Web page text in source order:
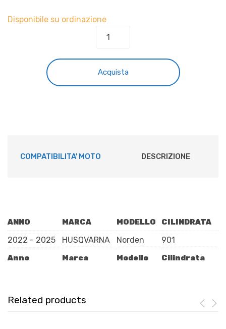
prezzo
€479,10.
prezzo
attuale
è:
€455,00.
Disponibile su ordinazione
BAULE
TOURATECH
HUSQVARNA
Acquista
COMPATIBILITA' MOTO DESCRIZIONE
ANNO MARCA MODELLO CILINDRATA
Anno Marca Modello Cilindrata
2022 - 2025 HUSQVARNA Norden 901
Related products